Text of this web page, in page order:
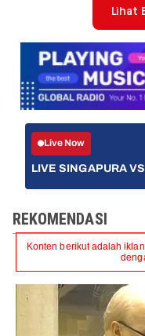
Lihat
Live Now
LIVE SINGAPURA